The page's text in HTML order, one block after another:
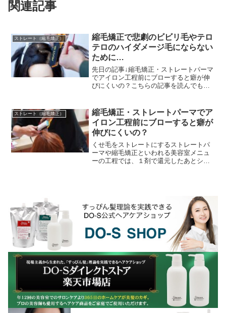
関連記事
ストレート（縮毛矯正）
縮毛矯正で悲劇のビビリ毛やテロ
テロのハイダメージ毛にならない
ために…
先日の記事↓縮毛矯正・ストレートパーマ
でアイロン工程前にブローすると癖が伸
びにくいの？こちらの記事を読んでもら
毛矯正の件で質問が...
ストレート（縮毛矯正）
縮毛矯正・ストレートパーマでア
イロン工程前にブローすると癖が
伸びにくいの？
くせ毛をストレートにするストレートパ
ーマや縮毛矯正といわれる美容室メニュ
ーの工程では、１剤で還元したあとシャ